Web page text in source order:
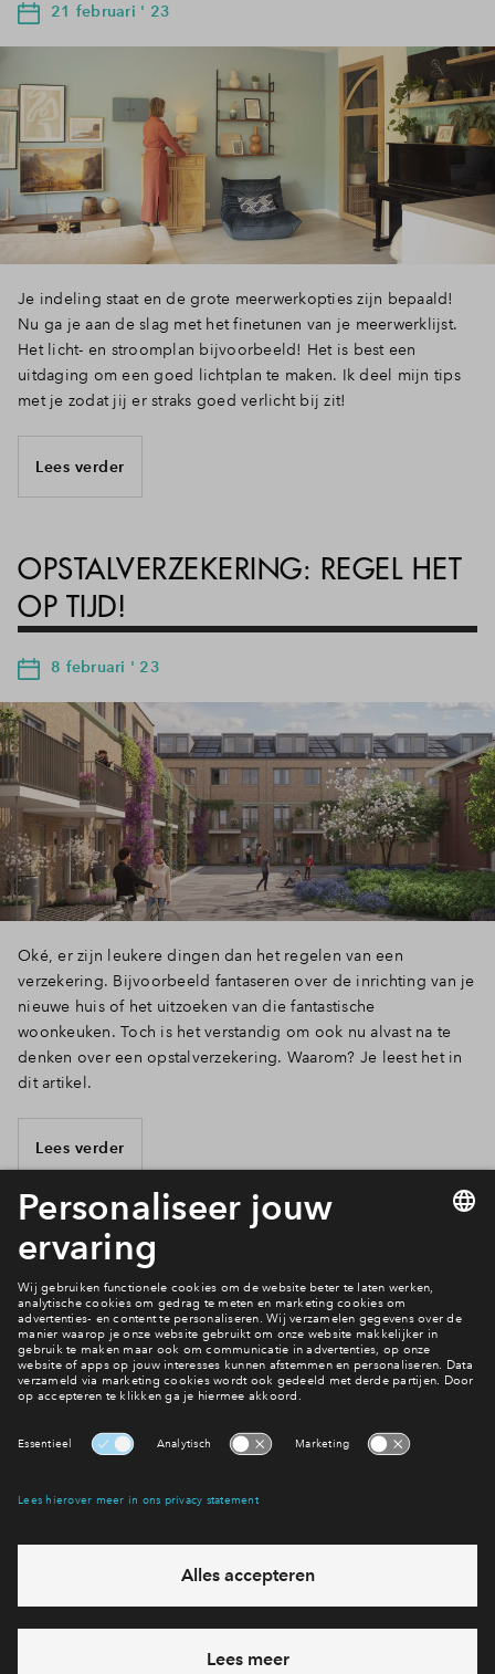
21 februari ' 23
Je indeling staat en de grote meerwerkopties zijn bepaald!
Nu ga je aan de slag met het finetunen van je meerwerklijst.
Het licht- en stroomplan bijvoorbeeld! Het is best een
uitdaging om een goed lichtplan te maken. Ik deel mijn tips
met je zodat jij er straks goed verlicht bij zit!
Lees verder
OPSTALVERZEKERING: REGEL HET
OP TIJD!
8 februari ' 23
Oké, er zijn leukere dingen dan het regelen van een
verzekering. Bijvoorbeeld fantaseren over de inrichting van je
nieuwe huis of het uitzoeken van die fantastische
woonkeuken. Toch is het verstandig om ook nu alvast na te
denken over een opstalverzekering. Waarom? Je leest het in
dit artikel.
Lees verder
Contact
eventuele projecten
Ja, ik wil mij aanmelden